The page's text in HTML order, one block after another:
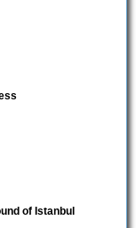
of Istanbul